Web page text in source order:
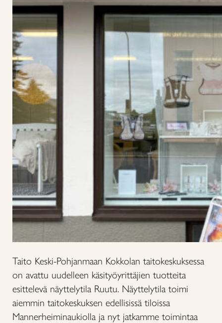
Taito Keski-Pohjanmaan Kokkolan taitokeskuksessa
on avattu uudelleen käsityöyrittäjien tuotteita
esittelevä näyttelytila Ruutu. Näyttelytila toimi
aiemmin taitokeskuksen edellisissä tiloissa
Mannerheiminaukiolla ja nyt jatkamme toimintaa